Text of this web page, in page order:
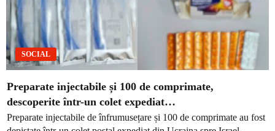
SOCIAL
Preparate injectabile și 100 de comprimate,
descoperite într-un colet expediat…
Preparate injectabile de înfrumusețare și 100 de comprimate au fost